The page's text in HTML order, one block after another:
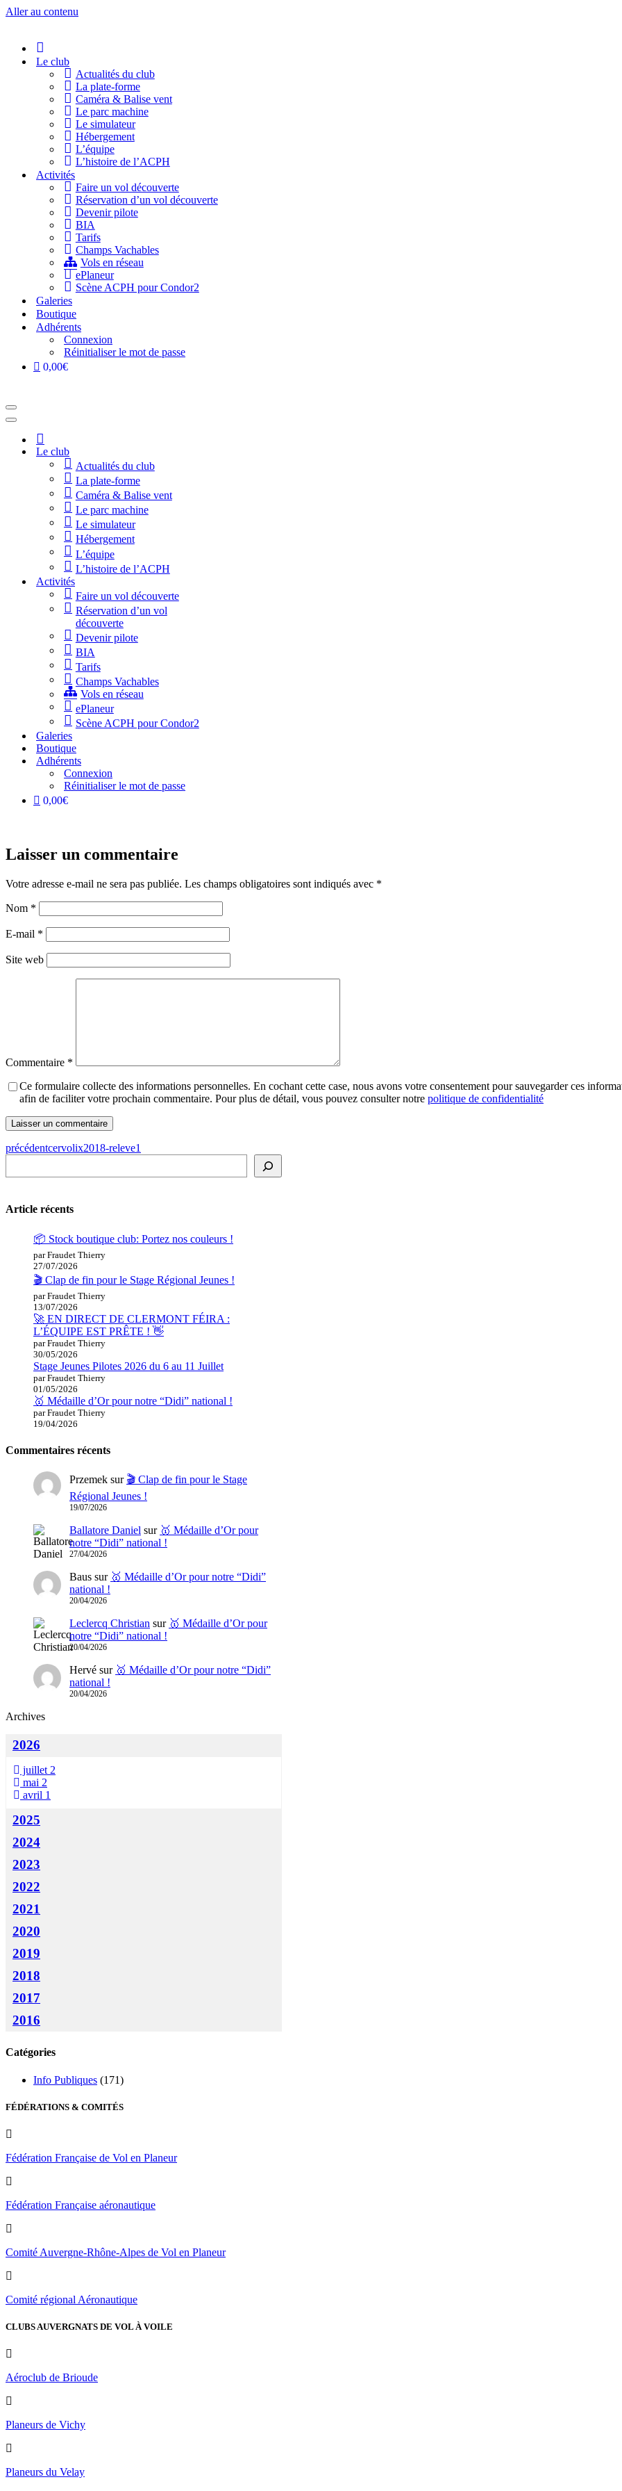
Aller au contenu
Le club
Actualités du club
La plate-forme
Caméra & Balise vent
Le parc machine
Le simulateur
Hébergement
L’équipe
L’histoire de l’ACPH
Activités
Faire un vol découverte
Réservation d’un vol découverte
Devenir pilote
BIA
Tarifs
Champs Vachables
Vols en réseau
ePlaneur
Scène ACPH pour Condor2
Galeries
Boutique
Adhérents
Connexion
Réinitialiser le mot de passe
0,00€
Menu
de
navigation
Menu
navigationAccueil
Le club
Actualités du club
La plate-forme
Caméra & Balise vent
Le parc machine
Le simulateur
Hébergement
L’équipe
L’histoire de l’ACPH
Activités
Faire un vol découverte
Réservation d’un vol
découverte
Devenir pilote
BIA
Tarifs
Champs Vachables
Vols en réseau
ePlaneur
Scène ACPH pour Condor2
Galeries
Boutique
Adhérents
Connexion
Réinitialiser le mot de passe
0,00€
Laisser un commentaire
Votre adresse e-mail ne sera pas publiée. Les champs obligatoires sont indiqués avec *
Nom *
E-mail *
Site web
Commentaire *
Ce formulaire collecte des informations personnelles. En cochant cette case, nous avons votre consentement pour sauvegarder ces
afin de faciliter votre prochain commentaire. Pour plus de détail, vous pouvez consulter notre politique de confidentialité
précédentcervolix2018-releve1
Article récents
📦 Stock boutique club: Portez nos couleurs !
par Fraudet Thierry
27/07/2026
🎬 Clap de fin pour le Stage Régional Jeunes !
par Fraudet Thierry
13/07/2026
🚀 EN DIRECT DE CLERMONT FÉIRA :
L’ÉQUIPE EST PRÊTE ! 👋
par Fraudet Thierry
30/05/2026
Stage Jeunes Pilotes 2026 du 6 au 11 Juillet
par Fraudet Thierry
01/05/2026
🥇 Médaille d’Or pour notre “Didi” national !
par Fraudet Thierry
19/04/2026
Commentaires récents
Przemek sur 🎬 Clap de fin pour le Stage
Régional Jeunes !
19/07/2026
Ballatore Daniel sur 🥇 Médaille d’Or pour
notre “Didi” national !
27/04/2026
Baus sur 🥇 Médaille d’Or pour notre “Didi”
national !
20/04/2026
Leclercq Christian sur 🥇 Médaille d’Or pour
notre “Didi” national !
20/04/2026
Hervé sur 🥇 Médaille d’Or pour notre “Didi”
national !
20/04/2026
Archives
2026
juillet 2
mai 2
avril 1
2025
2024
2023
2022
2021
2020
2019
2018
2017
2016
Catégories
Info Publiques (171)
FÉDÉRATIONS & COMITÉS
Fédération Française de Vol en Planeur
Fédération Française aéronautique
Comité Auvergne-Rhône-Alpes de Vol en Planeur
Comité régional Aéronautique
CLUBS AUVERGNATS DE VOL À VOILE
Aéroclub de Brioude
Planeurs de Vichy
Planeurs du Velay